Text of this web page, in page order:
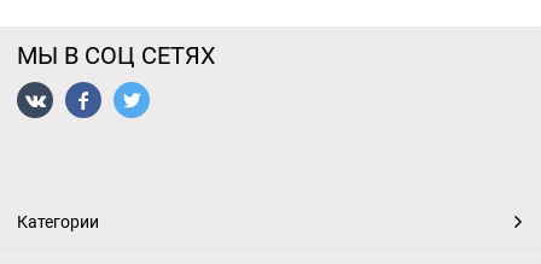
МЫ В СОЦ СЕТЯХ
Категории